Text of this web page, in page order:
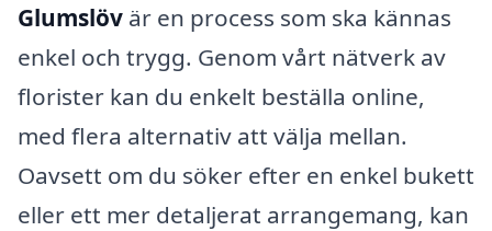
Glumslöv är en process som ska kännas
enkel och trygg. Genom vårt nätverk av
florister kan du enkelt beställa online,
med flera alternativ att välja mellan.
Oavsett om du söker efter en enkel bukett
eller ett mer detaljerat arrangemang, kan